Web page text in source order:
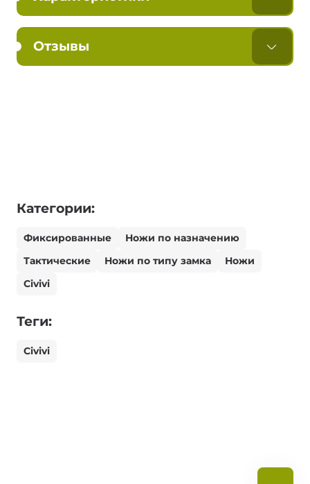
Отзывы
Категории:
Фиксированные
Ножи по назначению
Тактические
Ножи по типу замка
Ножи
Civivi
Теги:
Civivi